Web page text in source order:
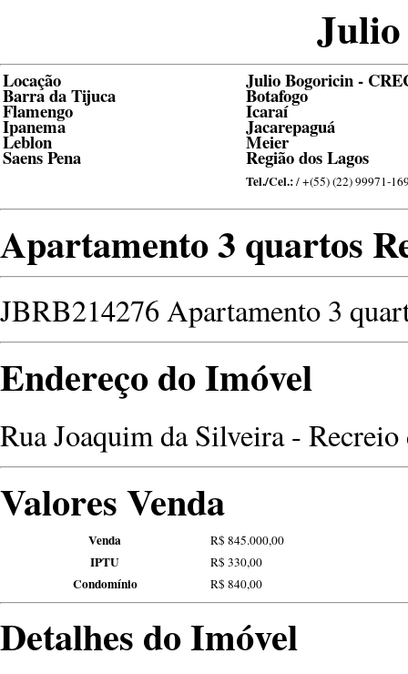
Locação Julio Bogoricin -
Barra da Tijuca Botafogo
Flamengo Icaraí
Ipanema Jacarepaguá
Leblon Meier
Saens Pena Região dos Lagos
Tel./Cel.:/ +(55) (22) 99971-
Apartamento 3 quartos
JBRB214276 Apartamento 3
Endereço do Imóvel
Rua Joaquim da Silveira -
Valores Venda
Venda R$ 845.000,00
IPTU R$ 330,00
Condomínio R$ 840,00
Detalhes do Imóvel